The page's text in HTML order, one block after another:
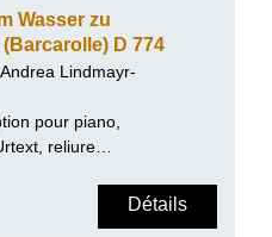
Wasser zu
D 774
Andrea Lindmayr-
pour piano,
reliure
Détails